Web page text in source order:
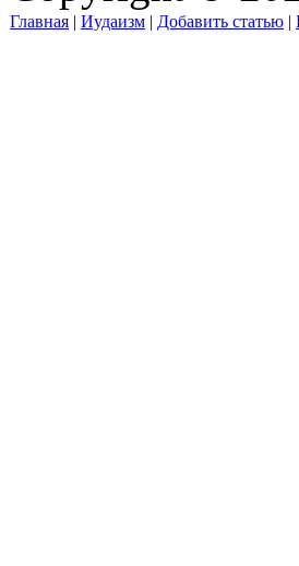
Главная | Иудаизм | Добавить статью |